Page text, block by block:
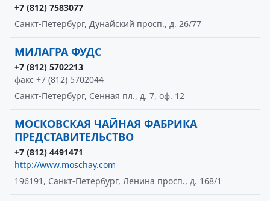
+7 (812) 7583077
Санкт-Петербург, Дунайский просп., д. 26/77
МИЛАГРА ФУДС
+7 (812) 5702213
факс +7 (812) 5702044
Санкт-Петербург, Сенная пл., д. 7, оф. 12
МОСКОВСКАЯ ЧАЙНАЯ ФАБРИКА
ПРЕДСТАВИТЕЛЬСТВО
+7 (812) 4491471
http://www.moschay.com
196191, Санкт-Петербург, Ленина просп., д. 168/1